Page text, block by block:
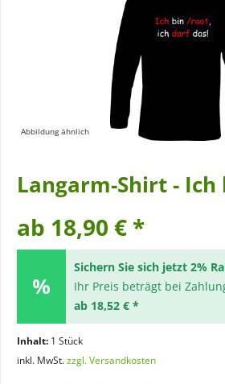
Abbildung ähnlich
Langarm-Shirt -
ab 18,90 € *
Sichern Sie sich jetzt 2%
Ihr Preis beträgt bei
ab 18,52 € *
Inhalt: 1 Stück
inkl. MwSt.zzgl. Versandkosten